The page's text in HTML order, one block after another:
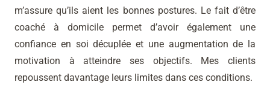
m’assure qu’ils aient les bonnes postures. Le fait d’être
coaché à domicile permet d’avoir également une
confiance en soi décuplée et une augmentation de la
motivation à atteindre ses objectifs. Mes clients
repoussent davantage leurs limites dans ces conditions.